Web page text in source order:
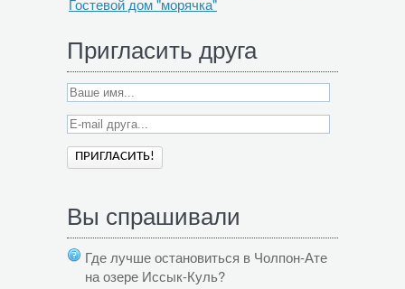
Гостевой дом "морячка"
Пригласить друга
Вы спрашивали
Где лучше остановиться в Чолпон-Ате
на озере Иссык-Куль?